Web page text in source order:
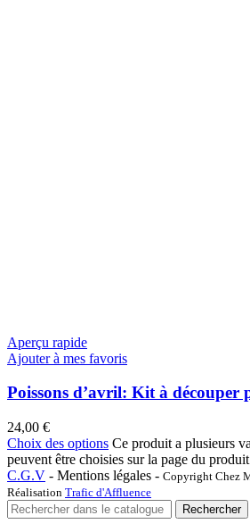
Aperçu rapide
Ajouter à mes favoris
Poissons d’avril: Kit à découper
24,00 €
Choix des options Ce produit a plusieurs
peuvent être choisies sur la page du produit
C.G.V - Mentions légales - Copyright Chez
Réalisation Trafic d'Affluence
Rechercher